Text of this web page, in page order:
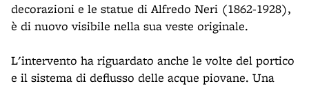
decorazioni e le statue di Alfredo Neri (1862-1928),
è di nuovo visibile nella sua veste originale.
L'intervento ha riguardato anche le volte del portico
e il sistema di deflusso delle acque piovane. Una